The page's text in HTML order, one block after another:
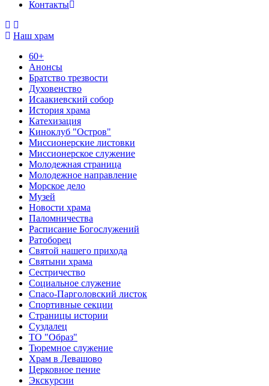
Контакты
Наш храм
60+
Анонсы
Братство трезвости
Духовенство
Исаакиевский собор
История храма
Катехизация
Киноклуб "Остров"
Миссионерские листовки
Миссионерское служение
Молодежная страница
Молодежное направление
Морское дело
Музей
Новости храма
Паломничества
Расписание Богослужений
Ратоборец
Святой нашего прихода
Святыни храма
Сестричество
Социальное служение
Спасо-Парголовский листок
Спортивные секции
Страницы истории
Суздалец
ТО "Образ"
Тюремное служение
Храм в Левашово
Церковное пение
Экскурсии